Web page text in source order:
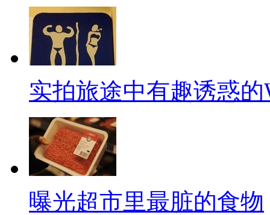
实拍旅途中有趣诱惑
曝光超市里最脏的食物